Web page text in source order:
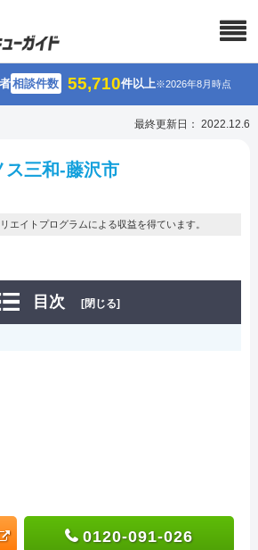
相談件数 55,710件以上※2026年8月時点
最終更新日： 2022.12.6
ス三和-藤沢市
エイトプログラムによる収益を得ています。
目次 [閉じる]
0120-091-026